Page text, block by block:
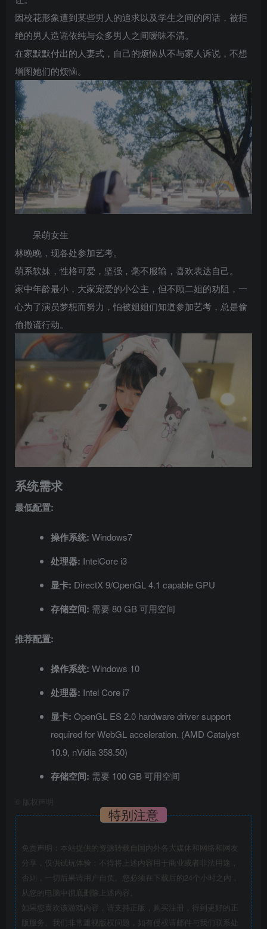
因校花形象遭到某些男人的追求以及学生之间的闲话，被拒
绝的男人造谣依纯与众多男人之间暧昧不清。
在家默默付出的人妻式，自己的烦恼从不与家人诉说，不想
增图她们的烦恼。
呆萌女生
林晚晚，现各处参加艺考。
萌系软妹，性格可爱，坚强，毫不服输，喜欢表达自己。
家中年龄最小，大家宠爱的小公主，但不顾二姐的劝阻，一
心为了演员梦想而努力，怕被姐姐们知道参加艺考，总是偷
偷撒谎行动。
系统需求
最低配置:
操作系统: Windows7
处理器: IntelCore i3
显卡: DirectX 9/OpenGL 4.1 capable GPU
存储空间: 需要 80 GB 可用空间
推荐配置:
操作系统: Windows 10
处理器: Intel Core i7
显卡: OpenGL ES 2.0 hardware driver support
required for WebGL acceleration. (AMD Catalyst
10.9, nVidia 358.50)
存储空间: 需要 100 GB 可用空间
版权声明
特别注意
免责声明：本站提供的资源转载自国内外各大媒体和网络和网友
分享，仅供试玩体验；不得将上述内容用于商业或者非法用途，
否则，一切后果请用户自负。您必须在下载后的24个小时之内，
从您的电脑中彻底删除上述内容。
如果您喜欢该游戏内容，请支持正版，购买注册，得到更好的正
版服务。我们非常重视版权问题，如有侵权请邮件与我们联系处